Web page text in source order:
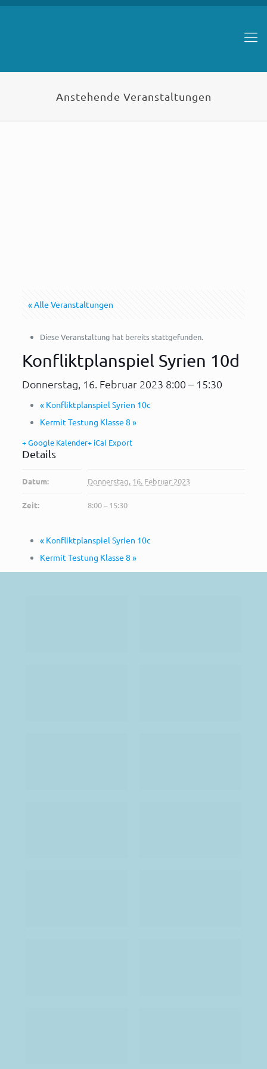
Anstehende Veranstaltungen
« Alle Veranstaltungen
Diese Veranstaltung hat bereits stattgefunden.
Konfliktplanspiel Syrien 10d
Donnerstag, 16. Februar 2023 8:00 – 15:30
«Konfliktplanspiel Syrien 10c
Kermit Testung Klasse 8 »
+ Google Kalender+ iCal Export
Details
Datum: Donnerstag, 16. Februar 2023
Zeit: 8:00 – 15:30
«Konfliktplanspiel Syrien 10c
Kermit Testung Klasse 8 »